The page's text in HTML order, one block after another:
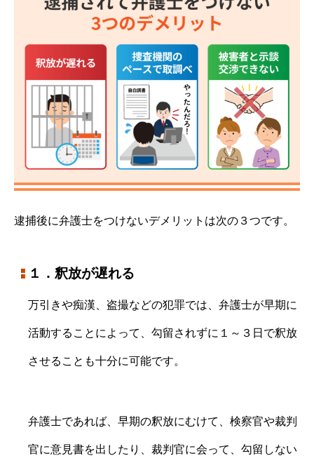
逮捕後に弁護士をつけないデメリットは次の３つです。
１．釈放が遅れる
万引きや痴漢、盗撮などの犯罪では、弁護士が早期に
活動することによって、勾留されずに１～３日で釈放
させることも十分に可能です。
弁護士であれば、早期の釈放にむけて、検察官や裁判
官に意見書を出したり、裁判官に会って、勾留しない